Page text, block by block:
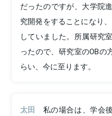
だったのですが、大学院
究開発をすることになり
していました。所属研究
ったので、研究室のOBの
らい、今に至ります。
太田
私の場合は、学会